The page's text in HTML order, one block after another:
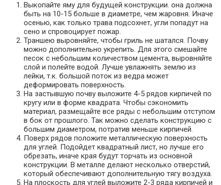
Выкопайте яму для будущей конструкции. она должна
быть на 10-15 больше в диаметре, чем жаровня. Иначе
осенью, как только трава подсохнет, угли попадут на
сено и спровоцирует пожар.
Траншею выровняйте, чтобы гриль не шатался. Почву
можно дополнительно укрепить. Для этого смешайте
песок с небольшим количеством цемента, выровняйте
слой и полейте водой. Лучше увлажнять землю из
лейки, т.к. большой поток из ведра может
деформировать поверхность.
На застывшую почву выложите 4-5 рядов кирпичей по
кругу или в форме квадрата. Чтобы сэкономить
материал, размещайте все ряды с небольшим отступом
в бок от прошлого. Так можно сделать конструкцию с
большим диаметром, потратив меньше кирпичей.
Поверх рядов положите металлическую поверхность
для углей. Подойдет квадратный лист, но лучше его
обрезать, иначе края будут торчать из основной
конструкции. В металле делают несколько отверстий,
который обеспечивают дополнительную тягу воздуха.
На плоскость для углей выложите 2-3 ряда кирпичей и